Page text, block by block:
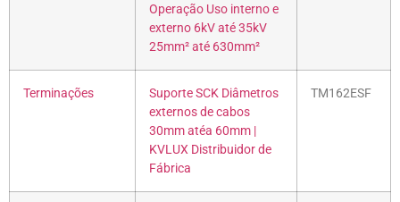
Operação Uso interno e
externo 6kV até 35kV
25mm² até 630mm²
Terminações
Suporte SCK Diâmetros
externos de cabos
30mm atéa 60mm |
KVLUX Distribuidor de
Fábrica
TM162ESF